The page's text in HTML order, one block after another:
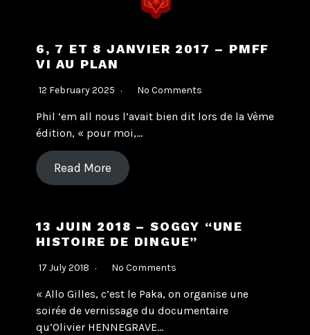
6, 7 ET 8 JANVIER 2017 – PMFF
VI AU PLAN
12 February 2025 No Comments
Phil ’em all nous l’avait bien dit lors de la Vème
édition, « pour moi,…
Read More
13 JUIN 2018 – SOGGY “UNE
HISTOIRE DE DINGUE”
17 July 2018 No Comments
« Allo Gilles, c’est le Paka, on organise une
soirée de vernissage du documentaire
qu’Olivier HENNEGRAVE…